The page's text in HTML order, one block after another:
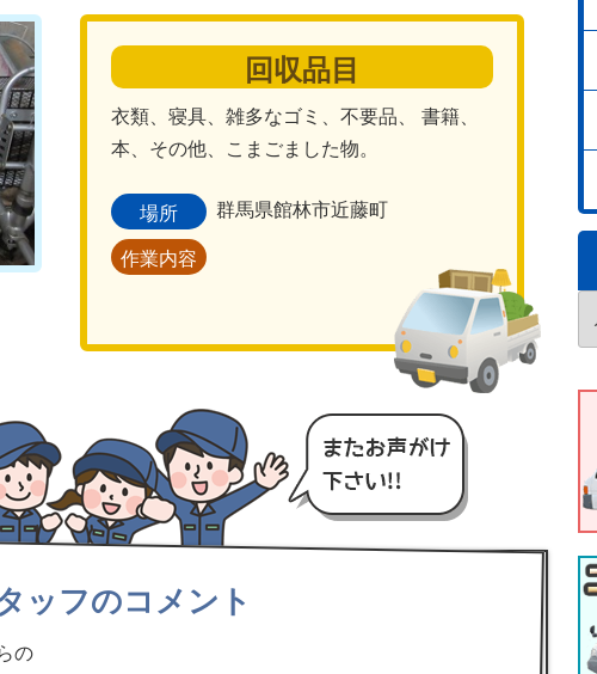
回収品目
衣類、寝具、雑多なゴミ、不要品、 書籍、
本、その他、こまごました物。
場所 群馬県館林市近藤町
作業内容
ッフのコメント
の